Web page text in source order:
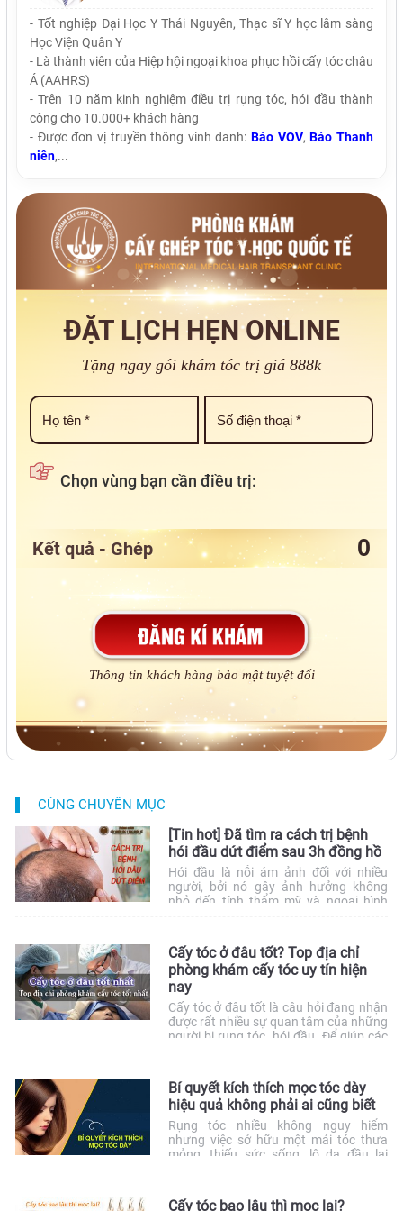
- Tốt nghiệp Đại Học Y Thái Nguyên, Thạc sĩ Y học lâm sàng
Học Viện Quân Y
- Là thành viên của Hiệp hội ngoại khoa phục hồi cấy tóc châu
Á (AAHRS)
- Trên 10 năm kinh nghiệm điều trị rụng tóc, hói đầu thành
công cho 10.000+ khách hàng
- Được đơn vị truyền thông vinh danh:Báo VOV,Báo Thanh
niên,...
ĐẶT LỊCH HẸN ONLINE
Tặng ngay gói khám tóc trị giá 888k
Chọn vùng bạn cần điều trị:
Kết quả - Ghép
Thông tin khách hàng bảo mật tuyệt đối
CÙNG CHUYÊN MỤC
[Tin hot] Đã tìm ra cách trị bệnh
hói đầu dứt điểm sau 3h đồng hồ
Hói đầu là nỗi ám ảnh đối với nhiều
người, bởi nó gây ảnh hưởng không
nhỏ đến tính thẩm mỹ và ngoại hình
hiệu quả thì không phải ai cũng biết
được. Muốn có cách trị bệnh […]
Cấy tóc ở đâu tốt? Top địa chỉ
phòng khám cấy tóc uy tín hiện
nay
Cấy tóc ở đâu tốt là câu hỏi đang nhận
được rất nhiều sự quan tâm của những
người bị rụng tóc, hói đầu. Để giúp các
cấy tóc uy tín nhất tại Việt Nam.
Bí quyết kích thích mọc tóc dày
hiệu quả không phải ai cũng biết
Rụng tóc nhiều không nguy hiểm
nhưng việc sở hữu một mái tóc thưa
mỏng, thiếu sức sống, lộ da đầu lại
là biểu tượng của vẻ đẹp, góp phần làm
Cấy tóc bao lâu thì mọc lại?